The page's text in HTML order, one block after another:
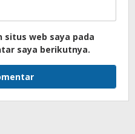
situs web saya pada
saya berikutnya.